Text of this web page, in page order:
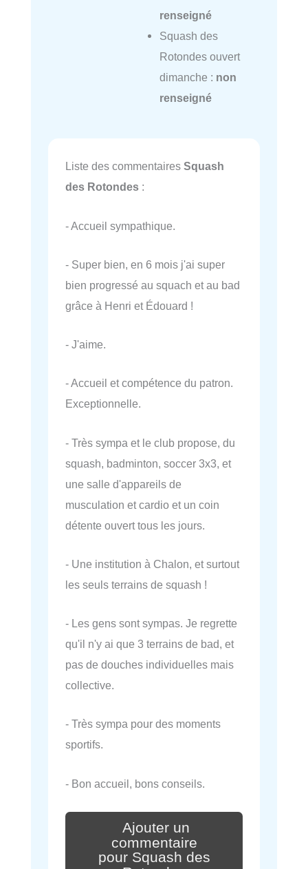
renseigné
Squash des
Rotondes ouvert
dimanche : non
renseigné
Liste des commentaires Squash
des Rotondes :
- Accueil sympathique.
- Super bien, en 6 mois j'ai super
bien progressé au squach et au bad
grâce à Henri et Édouard !
- J'aime.
- Accueil et compétence du patron.
Exceptionnelle.
- Très sympa et le club propose, du
squash, badminton, soccer 3x3, et
une salle d'appareils de
musculation et cardio et un coin
détente ouvert tous les jours.
- Une institution à Chalon, et surtout
les seuls terrains de squash !
- Les gens sont sympas. Je regrette
qu'il n'y ai que 3 terrains de bad, et
pas de douches individuelles mais
collective.
- Très sympa pour des moments
sportifs.
- Bon accueil, bons conseils.
Ajouter un
commentaire
pour Squash des